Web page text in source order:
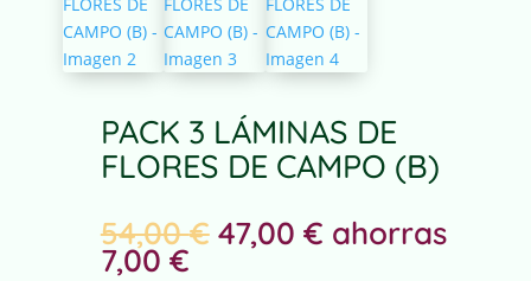
PACK 3 LÁMINAS DE
FLORES DE CAMPO (B)
54,00€ 47,00 € ahorras
7,00 €